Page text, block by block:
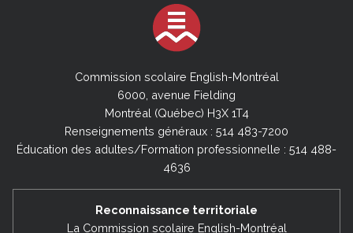
Commission scolaire English-Montréal
6000, avenue Fielding
Montréal (Québec) H3X 1T4
Renseignements généraux : 514 483-7200
Éducation des adultes/Formation professionnelle : 514 488-
4636
Reconnaissance territoriale
La Commission scolaire English-Montréal